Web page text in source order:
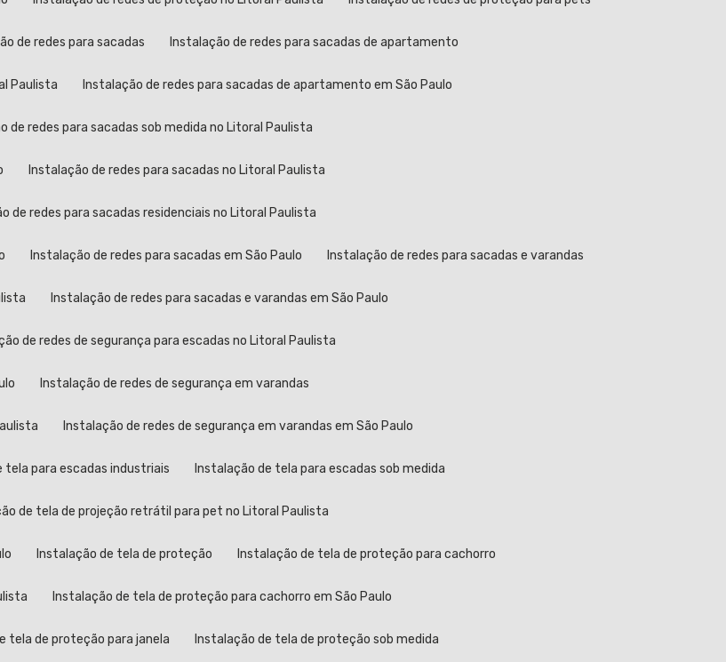
de redes para sacadas Instalação de redes para sacadas de apartamento
Paulista Instalação de redes para sacadas de apartamento em São Paulo
de redes para sacadas sob medida no Litoral Paulista
Instalação de redes para sacadas no Litoral Paulista
de redes para sacadas residenciais no Litoral Paulista
Instalação de redes para sacadas em São Paulo Instalação de redes para sacadas e varandas
Instalação de redes para sacadas e varandas em São Paulo
de redes de segurança para escadas no Litoral Paulista
Instalação de redes de segurança em varandas
Instalação de redes de segurança em varandas em São Paulo
tela para escadas industriais Instalação de tela para escadas sob medida
de tela de projeção retrátil para pet no Litoral Paulista
Instalação de tela de proteção Instalação de tela de proteção para cachorro
Instalação de tela de proteção para cachorro em São Paulo
tela de proteção para janela Instalação de tela de proteção sob medida